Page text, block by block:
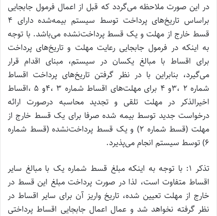
در این صورت ملاحظه می‌گردد که قبل از اعمال فرمول جابجایی
براساس تاریخ‌های پرداخت توسط سیستم بیمه‌شده دارای ۴
قسط خارج از مهلت و یک قسط پرداخت‌نشده می‌باشد. با توجه
به اینکه در فرمول جابجایی رعایت مهلت و تاریخ‌های پرداخت
برای اقساط با مبالغ یکسان در سیستم، مبنای اقدام قرار
می‌گیرد، بنابراین با در نظر گرفتن تاریخ‌های پرداخت اقساط
شماره ۲ ،۳و ۴ برای مهلت‌های اقساط شماره ۳ ،۴و ۵ ،اقساط
اخیرالذکر در مهلت تلقی و تجدید محاسبه درصورت ارائه
درخواست جدید توسط بیمه شده صرفا برای یک قسط خارج از
مهلت (قسط شماره ۲) و یک قسط پرداخت‌نشده (قسط شماره
۶) توسط سیستم انجام می‌پذیرد.
تذکر ۱: با توجه به اینکه مبلغ قسط شماره یک با مبالغ سایر
اقساط متفاوت است، لذا در صورت پرداخت مبلغ این قسط در
خارج از مهلت تعیین شده، تاریخ واریز آن برای سایر اقساط در
نظر گرفته نخواهد شد و عمال اعمال جابجایی اقساط پرداختی